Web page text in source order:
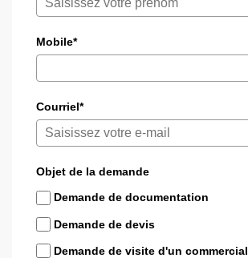
Mobile*
Courriel*
Objet de la demande
Demande de documentation
Demande de devis
Demande de visite d'un commercial